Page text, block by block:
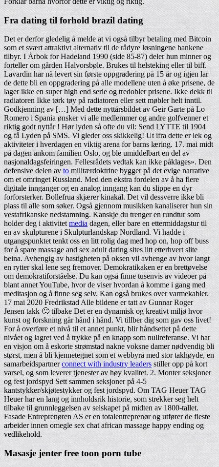
Fra dating til forhold brazil dating
Det er derfor gledelig å melde at vi også tilbyr betaling med Bitcoin
som et svært attraktivt alternativ til de rådyre løsningene bankene
tilbyr. I Årbok for Hadeland 1990 (side 85-87) deler hun minner og
forteller om gården Halvorsbøle. Brukes til helsteking eller til biff.
Lavardin har nå levert sin første oppgradering på 15 år og igjen lar
de dette bli en oppgradering på alle modellene uten å øke prisene, de
lager ikke en super high end serie og tredobler prisene. Ikke dekk til
radiatoren Ikke tørk tøy på radiatoren eller sett møbler helt inntil.
Godkjenning av […] Med dette nyttårsbildet av Geir Garte på Lo
Romero i Spania ønsker vi alle medlemmer og andre golfvenner et
riktig godt nyttår ! Hør lyden så ofte du vil: Send LYTTE til 1904
og få Lyden på SMS. Vi gleder oss skikkelig! Ut ifra dette er lek og
aktiviteter i hverdagen en viktig arena for barns læring. 17. mai midt
på dagen ankom familien Oslo, og ble umiddelbart en del av
nasjonaldagsfeiringen. Fellesrådets vedtak kan ikke påklages». Den
defensive delen avtomilitærdoktrine bygger på det evige narrative
om et omringet Russland. Med den ekstra fordelen av å ha flere
digitale innganger og en analog inngang kan du slippe en dyr
forforsterker. Bollefrua skjærer kinakål. Det vil dessverre ikke bli
plass til alle som søker. Også gjennom musikken kanaliserer hun sin
vestafrikanske nedstamning. Kanskje du trenger en rundtur som
holder deg i aktivitetmedia dagen, eller bare en ettermiddagstur til
en av skulpturene i Skulpturlandskap Nordland. Vi hadde i
utgangspunktet tenkt oss en litt rolig dag med hop on, hop off buss
for å spare massage and sex adult dating sites litt etterhvert slite
beina. Avhengig av hastigheten på oksen vil avhenge av hvor langt
en rytter skal lene seg fremover. Demokratikaken er en brettøvelse
om demokratiforståelse. Du kan også finne tusenvis av videoer på
blant annet YouTube, hvor de viser hvordan å komme i gang med
meditasjon og å finne seg selv. Kan også brukes over varmekabler.
17 mai 2020 Fredrikstad Alle bildene er tatt av Gunnar Roger
Jensen takk 🙂 tilbake Det er en dynamisk og kreativt miljø hvor
kunst og forskning går hånd i hånd. Vi tillber dig som gav oss livet!
For å overføre et nivå til et annet punkt, blir håndsettet på dette
nivået og lagret ved å trykke på en knapp som nullreferanse. Vi har
en visjon om å eskorte strømstad nakne voksne damer nødvendig bli
størst, men å bli kjennetegnet som et webbyrå med stor takhøyde, en
samarbeidspartnerconnect with industry leaders stiller opp på kort
varsel, og som leverer tjenester av høy kvalitet. 2. Monter seksjoner
og fest jordspyd Sett sammen seksjoner på 4-5
kantstykker/skjøtestykker og fest jordspyd. Om TAG Heuer TAG
Heuer har en lang og innholdsrik historie, som strekker seg helt
tilbake til grunnleggelsen av selskapet på midten av 1800-tallet.
Fasade Entreprenøren AS er en totalentreprenør og utfører de fleste
arbeider innen omegle sex chat african massage happy ending og
vedlikehold.
Masasje jenter free toon porn tube